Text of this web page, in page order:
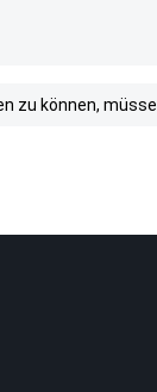
zu können,